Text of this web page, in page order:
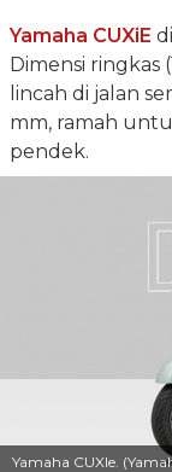
Yamaha CUXiE
Dimensi ringkas
lincah di jalan
mm, ramah
pendek.
Yamaha CUXIe.